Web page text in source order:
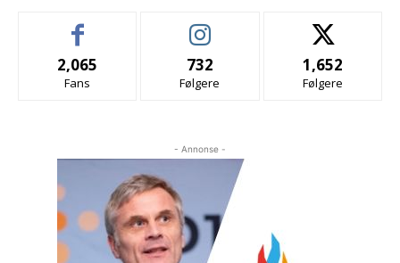
2,065
Fans
732
Følgere
1,652
Følgere
- Annonse -